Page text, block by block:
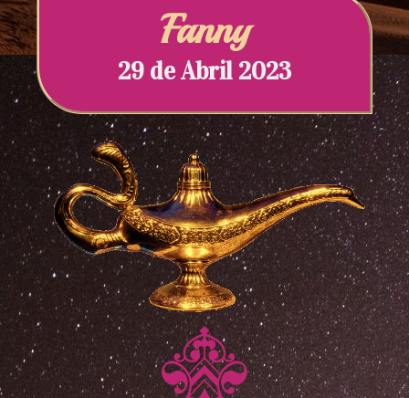
Fanny
29 de Abril 2023